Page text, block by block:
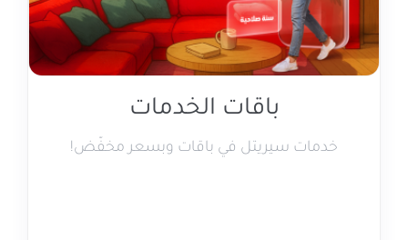
باقات الخدمات
خدمات سيريتل في باقات وبسعر مخفّض!